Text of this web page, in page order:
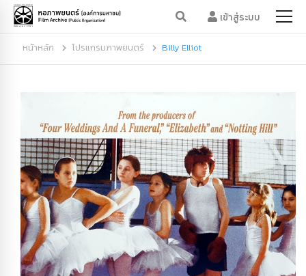
เข้าสู่ระบบ
หน้าหลัก โปรแกรมภาพยนตร์ Billy Elliot